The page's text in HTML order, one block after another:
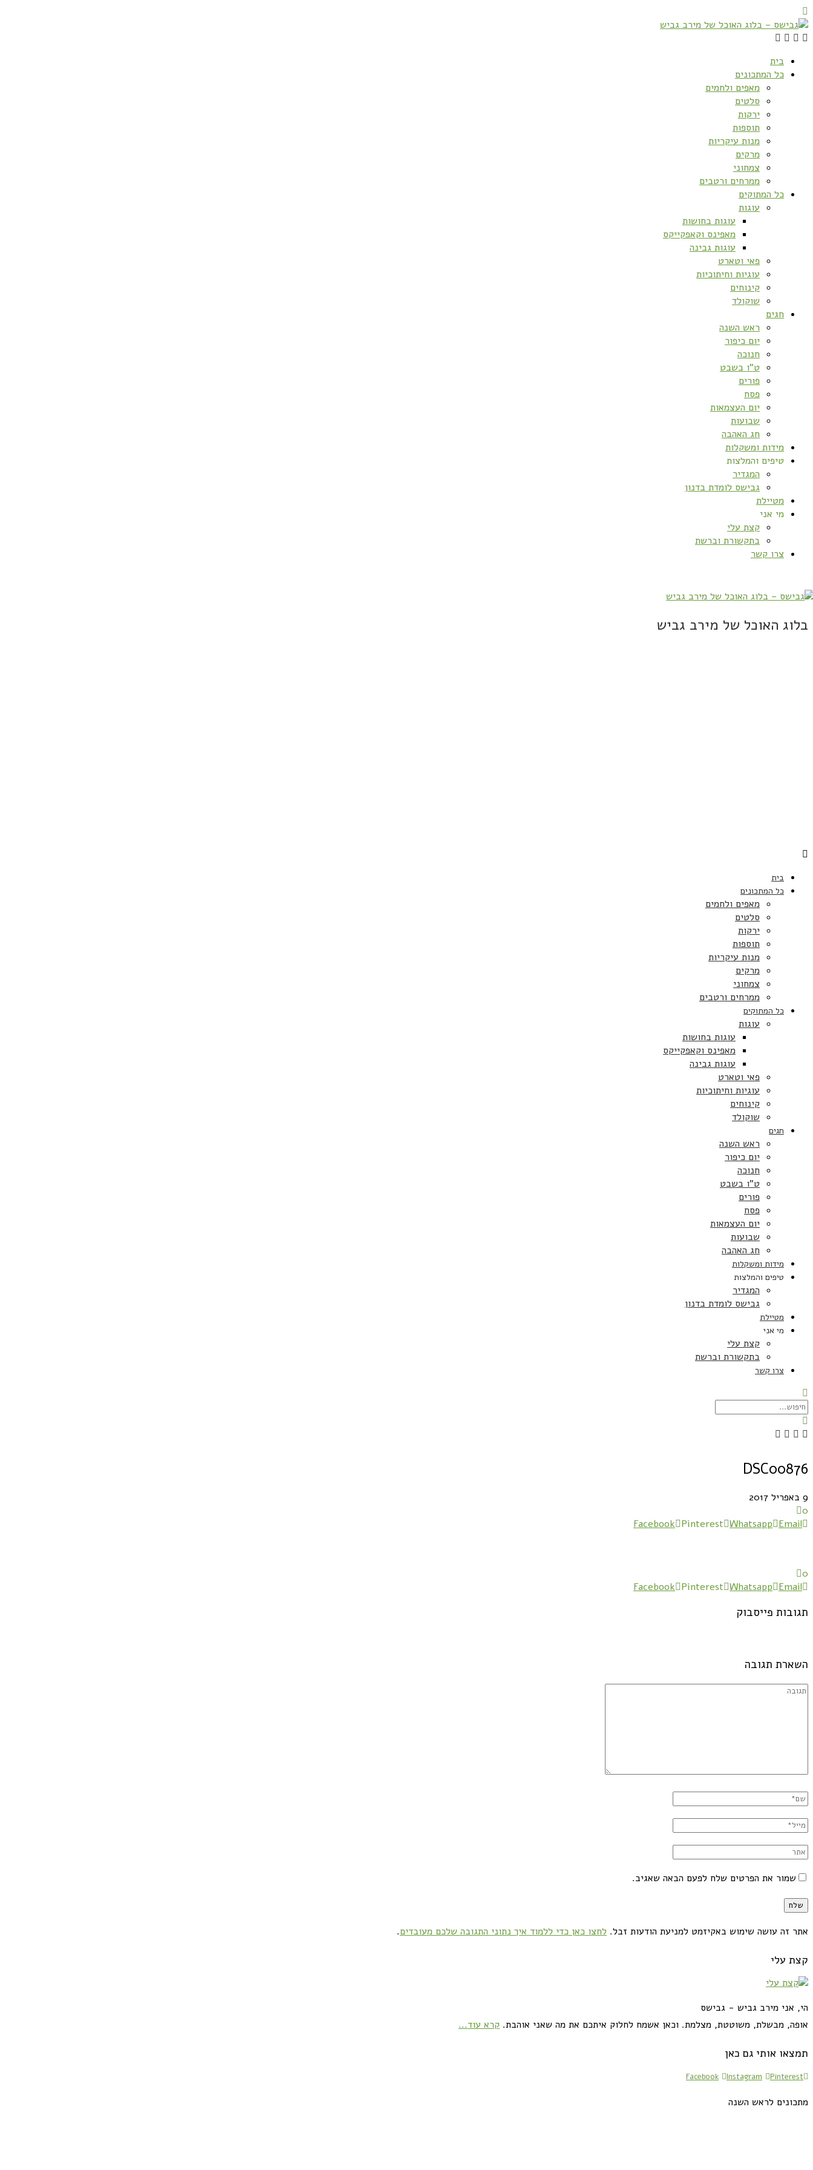
בית
כל המתכונים
מאפים ולחמים
סלטים
ירקות
תוספות
מנות עיקריות
מרקים
צמחוני
ממרחים ורטבים
כל המתוקים
עוגות
עוגות בחושות
מאפינס וקאפקייקס
עוגות גבינה
פאי וטארט
עוגיות וחיתוכיות
קינוחים
שוקולד
חגים
ראש השנה
יום כיפור
חנוכה
ט”ו בשבט
פורים
פסח
יום העצמאות
שבועות
חג האהבה
מידות ומשקלות
טיפים והמלצות
המגדיר
גבישס לומדת בדנון
מטיילת
מי אני
קצת עלי
בתקשורת וברשת
צרו קשר
בלוג האוכל של מירב גביש
בית
כל המתכונים
מאפים ולחמים
סלטים
ירקות
תוספות
מנות עיקריות
מרקים
צמחוני
ממרחים ורטבים
כל המתוקים
עוגות
עוגות בחושות
מאפינס וקאפקייקס
עוגות גבינה
פאי וטארט
עוגיות וחיתוכיות
קינוחים
שוקולד
חגים
ראש השנה
יום כיפור
חנוכה
ט”ו בשבט
פורים
פסח
יום העצמאות
שבועות
חג האהבה
מידות ומשקלות
טיפים והמלצות
המגדיר
גבישס לומדת בדנון
מטיילת
מי אני
קצת עלי
בתקשורת וברשת
צרו קשר
DSC00876
9 באפריל 2017
0
Facebook Pinterest Whatsapp Email
0
Facebook Pinterest Whatsapp Email
תגובות פייסבוק
השארת תגובה
שמור את הפרטים שלח לפעם הבאה שאגיב.
אתר זה עושה שימוש באקיזמט למניעת הודעות זבל. לחצו כאן כדי ללמוד איך נתוני התגובה שלכם מעובדים.
קצת עלי
הי, אני מירב גביש - גבישס
אופה, מבשלת, משוטטת, מצלמת. וכאן אשמח לחלוק איתכם את מה שאני אוהבת. קרא עוד...
תמצאו אותי גם כאן
Facebook Instagram Pinterest
מתכונים לראש השנה